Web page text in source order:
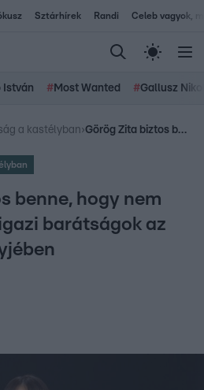
Sztárhírek Randi Celeb vagyok,
István # Most Wanted #Gallusz
a kastélyban› Görög Zita biztos benne, hogy nem születnek majd igazi barátságok az RTL krimi-realityjében
benne, hogy nem
barátságok az